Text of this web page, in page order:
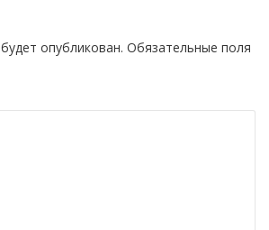
опубликован. Обязательные поля